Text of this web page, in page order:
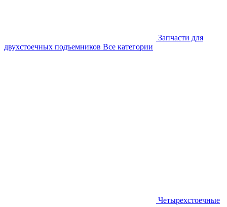
Запчасти для
двухстоечных подъемников Все категории
Четырехстоечные